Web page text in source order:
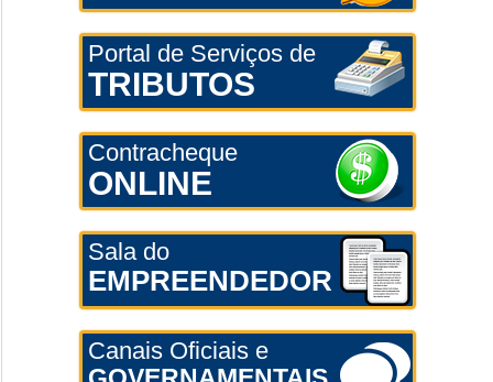
Portal de Serviços de
TRIBUTOS
Contracheque
ONLINE
Sala do
EMPREENDEDOR
Canais Oficiais e